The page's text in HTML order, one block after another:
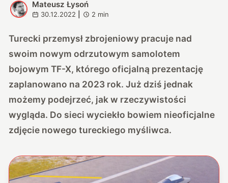
M
Mateusz Łysoń
30.12.2022 2 min
Turecki przemysł zbrojeniowy pracuje nad
swoim nowym odrzutowym samolotem
bojowym TF-X, którego oficjalną prezentację
zaplanowano na 2023 rok. Już dziś jednak
możemy podejrzeć, jak w rzeczywistości
wygląda. Do sieci wyciekło bowiem nieoficjalne
zdjęcie nowego tureckiego myśliwca.